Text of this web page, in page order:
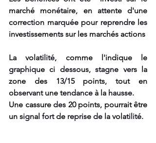
marché monétaire, en attente d'une
correction marquée pour reprendre les
investissements sur les marchés actions
La volatilité, comme l'indique le
graphique ci dessous, stagne vers la
zone des 13/15 points, tout en
observant une tendance à la hausse.
Une cassure des 20 points, pourrait être
un signal fort de reprise de la volatilité.